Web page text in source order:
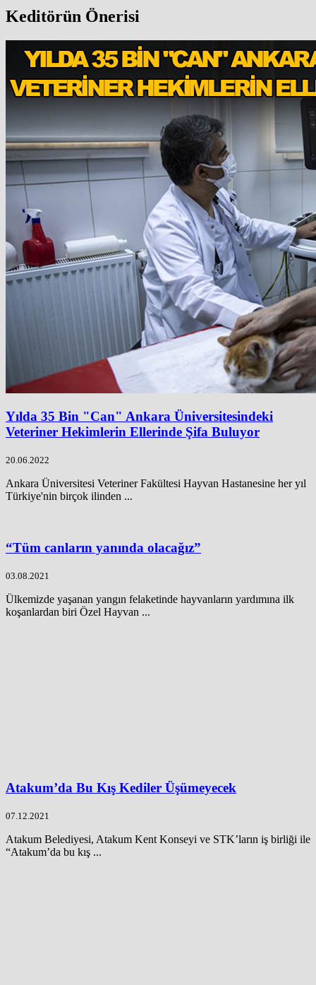
Keditörün Önerisi
Yılda 35 Bin "Can" Ankara Üniversitesindeki
Veteriner Hekimlerin Ellerinde Şifa Buluyor
20.06.2022
Ankara Üniversitesi Veteriner Fakültesi Hayvan Hastanesine her yıl
Türkiye'nin birçok ilinden ...
“Tüm canların yanında olacağız”
03.08.2021
Ülkemizde yaşanan yangın felaketinde hayvanların yardımına ilk
koşanlardan biri Özel Hayvan ...
Atakum’da Bu Kış Kediler Üşümeyecek
07.12.2021
Atakum Belediyesi, Atakum Kent Konseyi ve STK’ların iş birliği ile
“Atakum’da bu kış ...